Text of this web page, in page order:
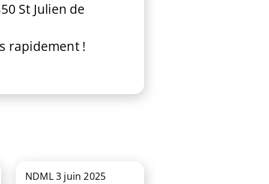
St Julien de
rapidement !
NDML 3 juin 2025